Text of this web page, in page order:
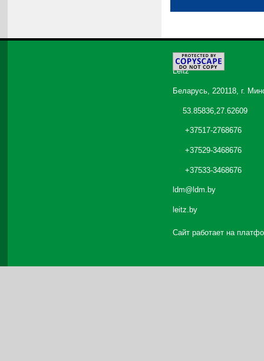
©2026
Leitz
Беларусь, 220118, г.
53.85836,27.62609
+37517-2768676
+37529-3468676
+37533-3468676
ldm@ldm.by
leitz.by
Сайт работает на